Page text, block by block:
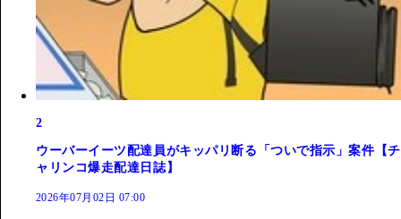
2
ウーバーイーツ配達員がキッパリ断る「ついで指示」案件【チ
ャリンコ爆走配達日誌】
2026年07月02日 07:00